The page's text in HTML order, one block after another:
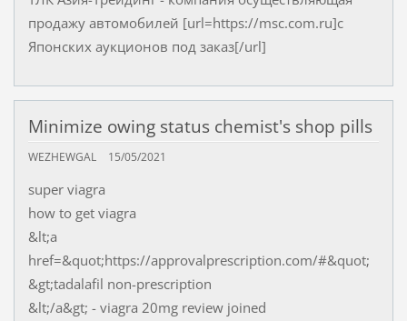
продажу автомобилей [url=https://msc.com.ru]с
Японских аукционов под заказ[/url]
Minimize owing status chemist's shop pills
WEZHEWGAL 15/05/2021
super viagra
how to get viagra
&lt;a
href=&quot;https://approvalprescription.com/#&quot;
&gt;tadalafil non-prescription
&lt;/a&gt; - viagra 20mg review joined